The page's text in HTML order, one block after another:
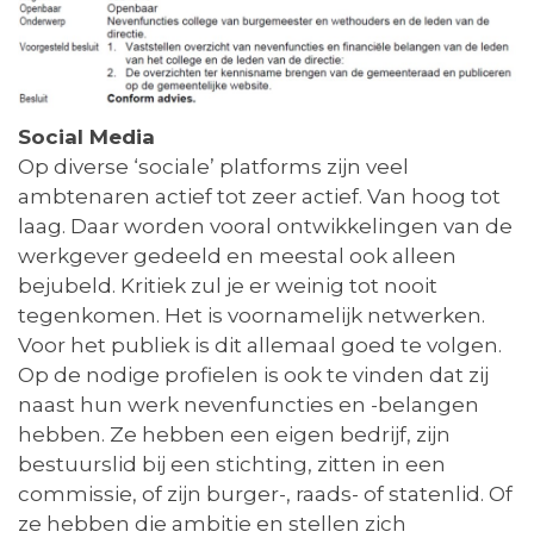
Social Media
Op diverse ‘sociale’ platforms zijn veel
ambtenaren actief tot zeer actief. Van hoog tot
laag. Daar worden vooral ontwikkelingen van de
werkgever gedeeld en meestal ook alleen
bejubeld. Kritiek zul je er weinig tot nooit
tegenkomen. Het is voornamelijk netwerken.
Voor het publiek is dit allemaal goed te volgen.
Op de nodige profielen is ook te vinden dat zij
naast hun werk nevenfuncties en -belangen
hebben. Ze hebben een eigen bedrijf, zijn
bestuurslid bij een stichting, zitten in een
commissie, of zijn burger-, raads- of statenlid. Of
ze hebben die ambitie en stellen zich